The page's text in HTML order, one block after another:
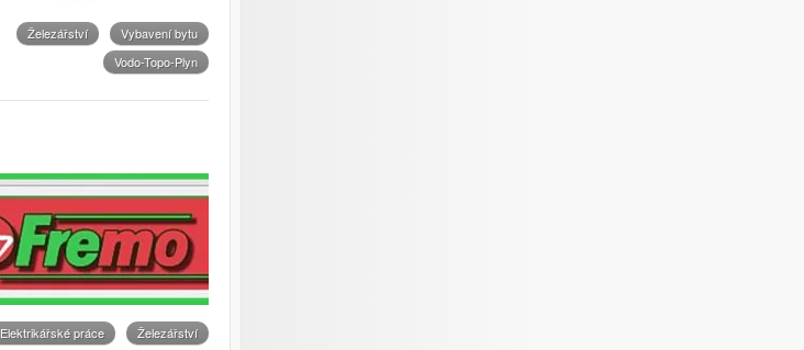
Železářství
Vybavení bytu
Vodo-Topo-Plyn
Elektrikářské práce Železářství